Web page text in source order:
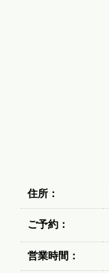
住所：
ご予約：
営業時間：